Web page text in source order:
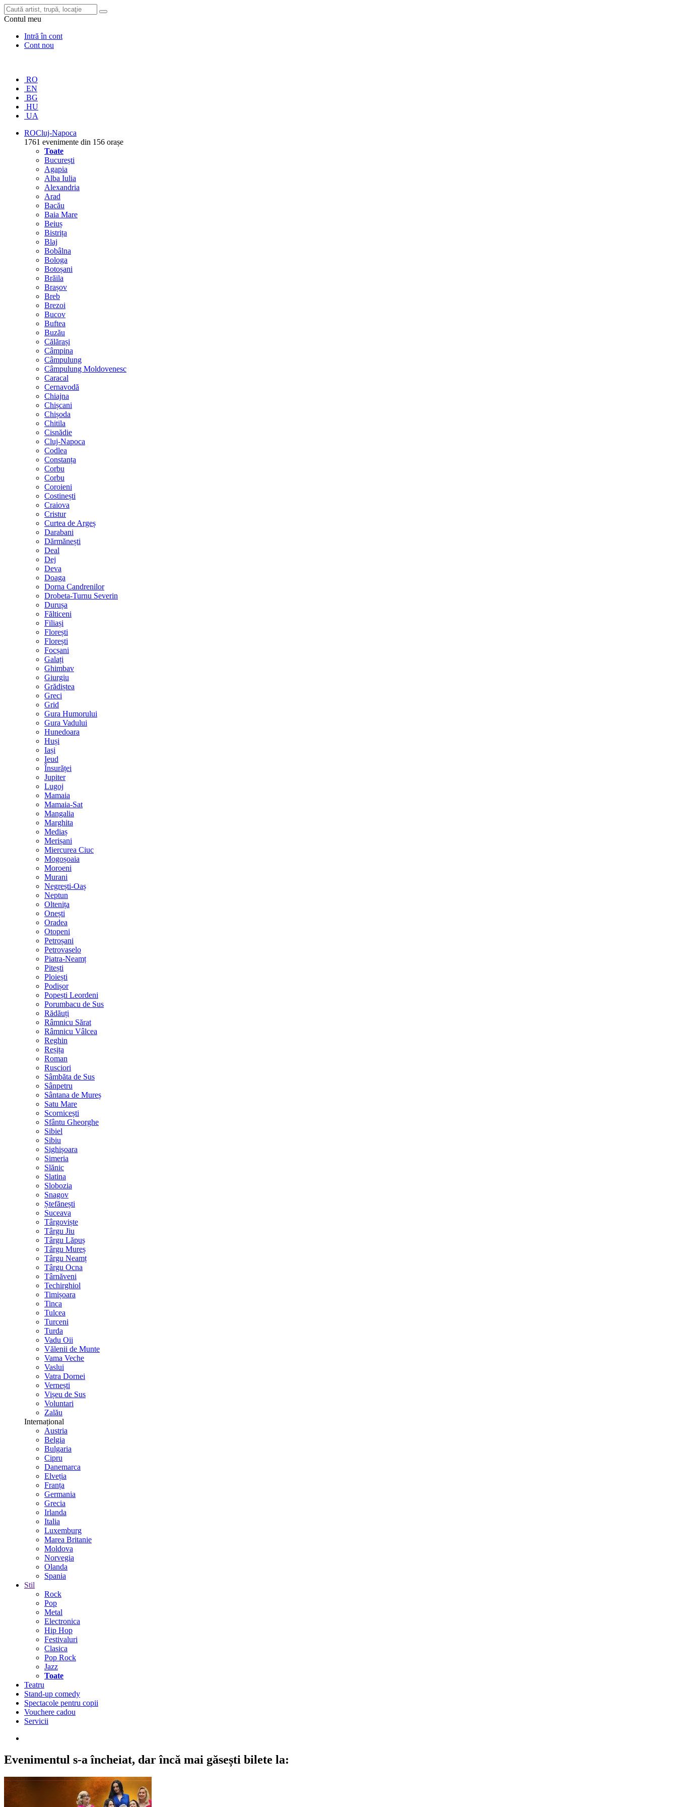
Contul meu
Intră în cont
Cont nou
RO
EN
BG
HU
UA
ROCluj-Napoca
1761 evenimente din 156 orașe
Toate
București
Agapia
Alba Iulia
Alexandria
Arad
Bacău
Baia Mare
Beiuș
Bistrița
Blaj
Bobâlna
Bologa
Botoșani
Brăila
Brașov
Breb
Brezoi
Bucov
Buftea
Buzău
Călărași
Câmpina
Câmpulung
Câmpulung Moldovenesc
Caracal
Cernavodă
Chiajna
Chișcani
Chișoda
Chitila
Cisnădie
Cluj-Napoca
Codlea
Constanța
Corbu
Corbu
Coroieni
Costinești
Craiova
Cristur
Curtea de Argeș
Darabani
Dărmănești
Deal
Dej
Deva
Doaga
Dorna Candrenilor
Drobeta-Turnu Severin
Durușa
Fălticeni
Filiași
Florești
Florești
Focșani
Galați
Ghimbav
Giurgiu
Grădiștea
Greci
Grid
Gura Humorului
Gura Vadului
Hunedoara
Huși
Iași
Ieud
Însurăței
Jupiter
Lugoj
Mamaia
Mamaia-Sat
Mangalia
Marghita
Mediaș
Merișani
Miercurea Ciuc
Mogoșoaia
Moroeni
Murani
Negrești-Oaș
Neptun
Oltenița
Onești
Oradea
Otopeni
Petroșani
Petrovaselo
Piatra-Neamț
Pitești
Ploiești
Podișor
Popești Leordeni
Porumbacu de Sus
Rădăuți
Râmnicu Sărat
Râmnicu Vâlcea
Reghin
Reșița
Roman
Rusciori
Sâmbăta de Sus
Sânpetru
Sântana de Mureș
Satu Mare
Scornicești
Sfântu Gheorghe
Sibiel
Sibiu
Sighișoara
Simeria
Slănic
Slatina
Slobozia
Snagov
Ștefănești
Suceava
Târgoviște
Târgu Jiu
Târgu Lăpuș
Târgu Mureș
Târgu Neamț
Târgu Ocna
Târnăveni
Techirghiol
Timișoara
Tinca
Tulcea
Turceni
Turda
Vadu Oii
Vălenii de Munte
Vama Veche
Vaslui
Vatra Dornei
Vernești
Vișeu de Sus
Voluntari
Zalău
Internațional
Austria
Belgia
Bulgaria
Cipru
Danemarca
Elveția
Franța
Germania
Grecia
Irlanda
Italia
Luxemburg
Marea Britanie
Moldova
Norvegia
Olanda
Spania
Stil
Rock
Pop
Metal
Electronica
Hip Hop
Festivaluri
Clasica
Pop Rock
Jazz
Toate
Teatru
Stand-up comedy
Spectacole pentru copii
Vouchere cadou
Servicii
Evenimentul s-a încheiat, dar încă mai găsești bilete la: